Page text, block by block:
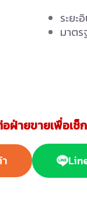
ระยะ
มาตร
ายขายเพื่อเช็